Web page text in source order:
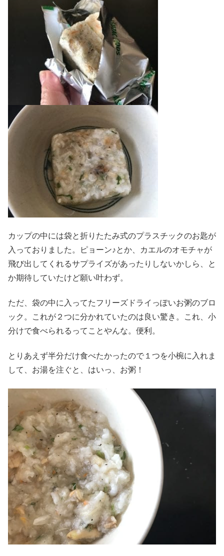
カップの中には袋と折りたたみ式のプラスチックのお匙が
入っておりました。ピョーン♪とか、カエルのオモチャが
飛び出してくれるサプライズがあったりしないかしら、と
か期待していたけど願い叶わず。
ただ、袋の中に入ってたフリーズドライっぽいお粥のブロ
ック。これが２つに分かれていたのは良い驚き。これ、小
分けで食べられるってことやんな。便利。
とりあえず半分だけ食べたかったので１つを小椀に入れま
して、お湯を注ぐと、はいっ、お粥！